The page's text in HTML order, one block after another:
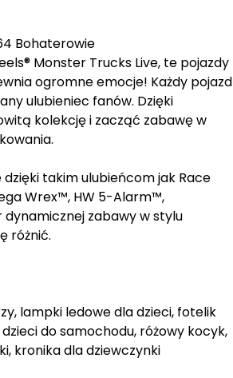
Bohaterowie
Monster Trucks Live, te pojazdy
ogromne emocje! Każdy pojazd
ulubieniec fanów. Dzięki
kolekcję i zacząć zabawę w
takim ulubieńcom jak Race
Wrex™, HW 5-Alarm™,
zabawy w stylu
różnić.
lampki ledowe dla dzieci, fotelik
do samochodu, różowy kocyk,
kronika dla dziewczynki